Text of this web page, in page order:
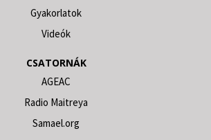
Gyakorlatok
Videók
CSATORNÁK
AGEAC
Radio Maitreya
Samael.org